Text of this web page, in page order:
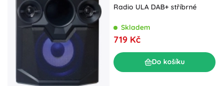
Radio ULA DAB+ stříbrné
Skladem
719 Kč
Do košíku